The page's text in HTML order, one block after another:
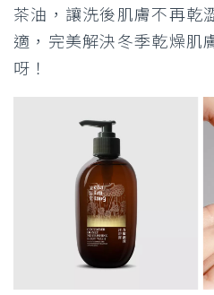
茶油，讓洗後肌膚不再乾
適，完美解決冬季乾燥肌
呀！